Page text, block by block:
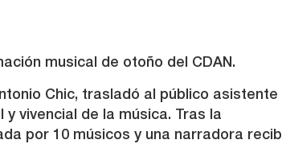
musical de otoño del CDAN.
Chic, trasladó al público asistente
vivencial de la música. Tras la
por 10 músicos y una narradora